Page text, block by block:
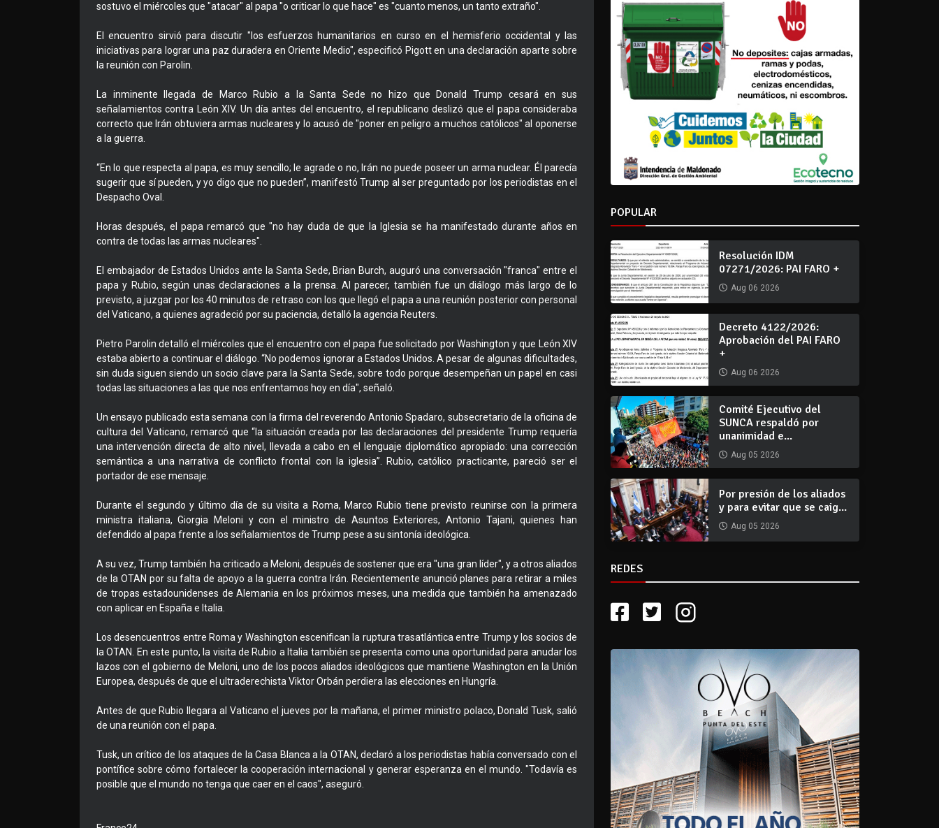
sostuvo el miércoles que "atacar" al papa "o criticar lo que hace" es "cuanto menos, un tanto extraño".
El encuentro sirvió para discutir "los esfuerzos humanitarios en curso en el hemisferio occidental y las
iniciativas para lograr una paz duradera en Oriente Medio", especificó Pigott en una declaración aparte sobre
la reunión con Parolin.
La inminente llegada de Marco Rubio a la Santa Sede no hizo que Donald Trump cesará en sus
señalamientos contra León XIV. Un día antes del encuentro, el republicano deslizó que el papa consideraba
correcto que Irán obtuviera armas nucleares y lo acusó de "poner en peligro a muchos católicos" al oponerse
a la guerra.
“En lo que respecta al papa, es muy sencillo; le agrade o no, Irán no puede poseer un arma nuclear. Él parecía
sugerir que sí pueden, y yo digo que no pueden”, manifestó Trump al ser preguntado por los periodistas en el
Despacho Oval.
Horas después, el papa remarcó que "no hay duda de que la Iglesia se ha manifestado durante años en
contra de todas las armas nucleares".
El embajador de Estados Unidos ante la Santa Sede, Brian Burch, auguró una conversación "franca" entre el
papa y Rubio, según unas declaraciones a la prensa. Al parecer, también fue un diálogo más largo de lo
previsto, a juzgar por los 40 minutos de retraso con los que llegó el papa a una reunión posterior con personal
del Vaticano, a quienes agradeció por su paciencia, detalló la agencia Reuters.
Pietro Parolin detalló el miércoles que el encuentro con el papa fue solicitado por Washington y que León XIV
estaba abierto a continuar el diálogo. “No podemos ignorar a Estados Unidos. A pesar de algunas dificultades,
sin duda siguen siendo un socio clave para la Santa Sede, sobre todo porque desempeñan un papel en casi
todas las situaciones a las que nos enfrentamos hoy en día", señaló.
Un ensayo publicado esta semana con la firma del reverendo Antonio Spadaro, subsecretario de la oficina de
cultura del Vaticano, remarcó que “la situación creada por las declaraciones del presidente Trump requería
una intervención directa de alto nivel, llevada a cabo en el lenguaje diplomático apropiado: una corrección
semántica a una narrativa de conflicto frontal con la iglesia”. Rubio, católico practicante, pareció ser el
portador de ese mensaje.
Durante el segundo y último día de su visita a Roma, Marco Rubio tiene previsto reunirse con la primera
ministra italiana, Giorgia Meloni y con el ministro de Asuntos Exteriores, Antonio Tajani, quienes han
defendido al papa frente a los señalamientos de Trump pese a su sintonía ideológica.
A su vez, Trump también ha criticado a Meloni, después de sostener que era "una gran líder", y a otros aliados
de la OTAN por su falta de apoyo a la guerra contra Irán. Recientemente anunció planes para retirar a miles
de tropas estadounidenses de Alemania en los próximos meses, una medida que también ha amenazado
con aplicar en España e Italia.
Los desencuentros entre Roma y Washington escenifican la ruptura trasatlántica entre Trump y los socios de
la OTAN. En este punto, la visita de Rubio a Italia también se presenta como una oportunidad para anudar los
lazos con el gobierno de Meloni, uno de los pocos aliados ideológicos que mantiene Washington en la Unión
Europea, después de que el ultraderechista Viktor Orbán perdiera las elecciones en Hungría.
Antes de que Rubio llegara al Vaticano el jueves por la mañana, el primer ministro polaco, Donald Tusk, salió
de una reunión con el papa.
Tusk, un crítico de los ataques de la Casa Blanca a la OTAN, declaró a los periodistas había conversado con el
pontífice sobre cómo fortalecer la cooperación internacional y generar esperanza en el mundo. "Todavía es
posible que el mundo no tenga que caer en el caos", aseguró.
POPULAR
Resolución IDM
07271/2026: PAI FARO +
Aug 06 2026
Decreto 4122/2026:
Aprobación del PAI FARO
+
Aug 06 2026
Comité Ejecutivo del
SUNCA respaldó por
unanimidad e...
Aug 05 2026
Por presión de los aliados
y para evitar que se caig...
Aug 05 2026
REDES